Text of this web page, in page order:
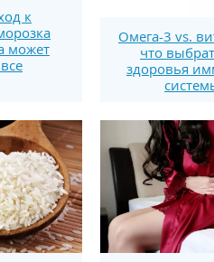
к
может
Омега-3 vs.
что
здоровья